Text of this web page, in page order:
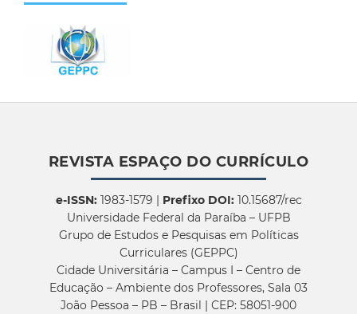
REVISTA ESPAÇO DO CURRÍCULO
e-ISSN:1983-1579 | Prefixo DOI:10.15687/rec
Universidade Federal da Paraíba – UFPB
Grupo de Estudos e Pesquisas em Políticas
Curriculares (GEPPC)
Cidade Universitária – Campus I – Centro de
Educação – Ambiente dos Professores, Sala 03
João Pessoa – PB – Brasil | CEP: 58051-900